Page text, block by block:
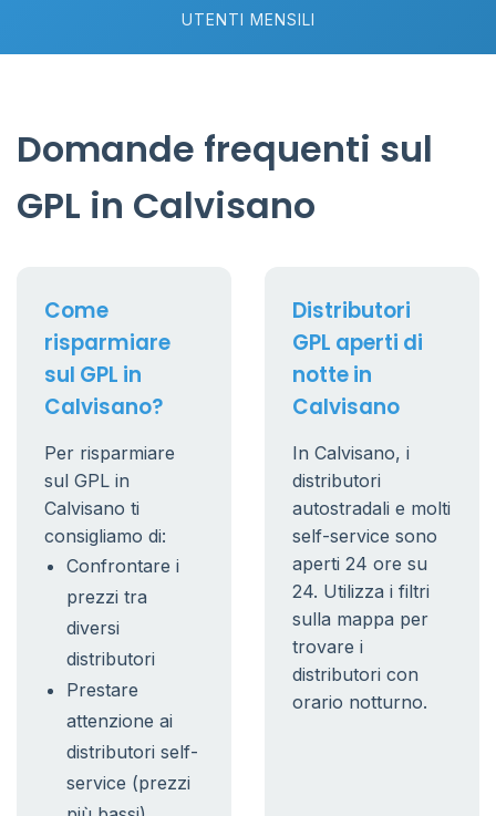
UTENTI MENSILI
Domande frequenti sul
GPL in Calvisano
Come
risparmiare
sul GPL in
Calvisano?
Per risparmiare
sul GPL in
Calvisano ti
consigliamo di:
Confrontare i
prezzi tra
diversi
distributori
Prestare
attenzione ai
distributori self-
service (prezzi
Distributori
GPL aperti di
notte in
Calvisano
In Calvisano, i
distributori
autostradali e molti
self-service sono
aperti 24 ore su
24. Utilizza i filtri
sulla mappa per
trovare i
distributori con
orario notturno.